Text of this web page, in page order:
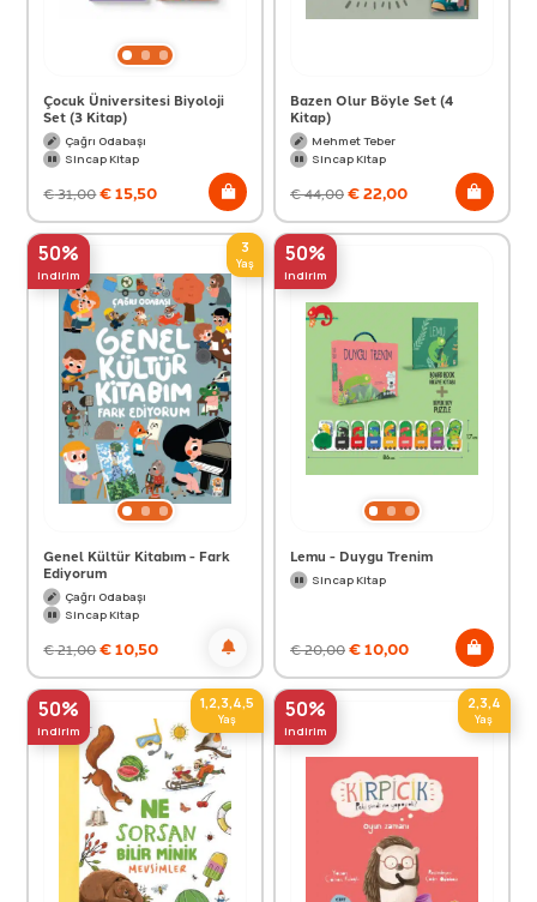
Çocuk Üniversitesi Biyoloji
Set (3 Kitap)
Çağrı Odabaşı
Sincap Kitap
€31,00€15,50
Bazen Olur Böyle Set (4
Kitap)
Mehmet Teber
Sincap Kitap
€44,00€22,00
50%
indirim
3
Yaş
Genel Kültür Kitabım - Fark
Ediyorum
Çağrı Odabaşı
Sincap Kitap
€21,00€10,50
50%
indirim
Lemu - Duygu Trenim
Sincap Kitap
€20,00€10,00
50%
indirim
1,2,3,4,5
Yaş 50%
indirim
2,3,4
Yaş